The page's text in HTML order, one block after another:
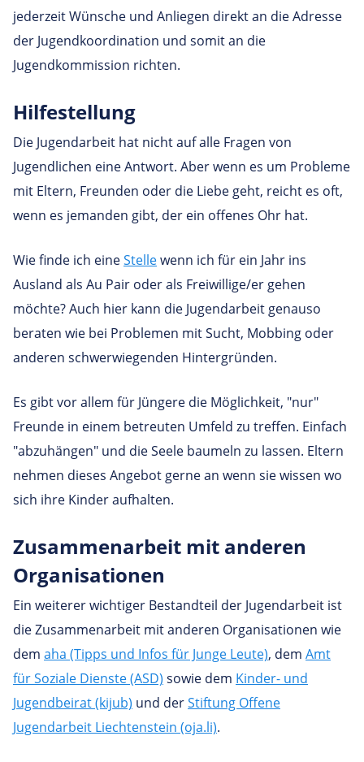
jederzeit Wünsche und Anliegen direkt an die Adresse
der Jugendkoordination und somit an die
Jugendkommission richten.
Hilfestellung
Die Jugendarbeit hat nicht auf alle Fragen von
Jugendlichen eine Antwort. Aber wenn es um Probleme
mit Eltern, Freunden oder die Liebe geht, reicht es oft,
wenn es jemanden gibt, der ein offenes Ohr hat.
Wie finde ich eineStellewenn ich für ein Jahr ins
Ausland als Au Pair oder als Freiwillige/er gehen
möchte? Auch hier kann die Jugendarbeit genauso
beraten wie bei Problemen mit Sucht, Mobbing oder
anderen schwerwiegenden Hintergründen.
Es gibt vor allem für Jüngere die Möglichkeit, "nur"
Freunde in einem betreuten Umfeld zu treffen. Einfach
"abzuhängen" und die Seele baumeln zu lassen. Eltern
nehmen dieses Angebot gerne an wenn sie wissen wo
sich ihre Kinder aufhalten.
Zusam­men­ar­beit mit anderen
Organisationen
Ein weiterer wichtiger Bestandteil der Jugendarbeit ist
die Zusammenarbeit mit anderen Organisationen wie
dem aha (Tipps und Infos für Junge Leute), dem Amt
für Soziale Dienste (ASD) sowie dem Kinder- und
Jugendbeirat (kijub) und derStiftung Offene
Jugendarbeit Liechtenstein (oja.li).